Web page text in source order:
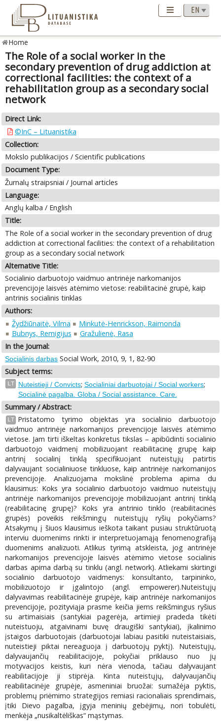
Home
The Role of a social worker in the
secondary prevention of drug addiction at
correctional facilities: the context of a
rehabilitation group as a secondary social
network
Direct Link:
©InC – Lituanistika
Collection:
Mokslo publikacijos / Scientific publications
Document Type:
Žurnalų straipsniai / Journal articles
Language:
Anglų kalba / English
Title:
The Role of a social worker in the secondary prevention of drug
addiction at correctional facilities: the context of a rehabilitation
group as a secondary social network
Alternative Title:
Socialinio darbuotojo vaidmuo antrinėje narkomanijos
prevencijoje laisvės atėmimo vietose: reabilitacinė grupė, kaip
antrinis socialinis tinklas
Authors:
Žydžiūnaitė, Vilma
Minkutė-Henrickson, Raimonda
Bubnys, Remigijus
Gražulienė, Rasa
In the Journal:
Socialinis darbas Social Work, 2010, 9, 1, 82-90
Subject terms:
LT Nuteistieji / Convicts; Socialiniai darbuotojai / Social workers;
Socialinė pagalba. Globa / Social assistance. Care.
Summary / Abstract:
LT
Pristatomo tyrimo objektas yra socialinio darbuotojo
vaidmuo antrinėje narkomanijos prevencijoje laisvės atėmimo
vietose. Jam tirti iškeltas konkretus tikslas – apibūdinti socialinio
darbuotojo vaidmenį mobilizuojant reabilitacinę grupę kaip
antrinį socialinį tinklą specifikuojant nuteistųjų patirtis
dalyvaujant socialiniuose tinkluose, kaip antrinėje narkomanijos
prevencijoje. Analizuojama mokslinė problema apima du
klausimus: Koks yra socialinio darbuotojo vaidmuo nuteistųjų
antrinėje narkomanijos prevencijoje mobilizuojant antrinį tinklą
(reabilitacinę grupę)? Koks yra antrinio tinklo (reabilitacinės
grupės) poveikis reikšmingų nuteistųjų ryšių pokyčiams?
Atsakymų į šiuos klausimus ieškota taikant pusiau struktūruotą
interviu duomenims rinkti ir interpretuojamąją fenomenografiją
duomenims analizuoti. Atlikus tyrimą atskleista, jog antrinėje
narkomanijos prevencijoje laisvės atėmimo vietose socialinis
darbas apima darbą su tinklu (angl. network). Atliekami skirtingi
socialinio darbuotojo vaidmenys: konsultanto, tarpininko,
mobilizuotojo ir įgalintojo (angl. empowerer).Nuteistųjų
dalyvavimas reabilitacinėje grupėje, kaip antrinėje narkomanijos
prevencijoje, pozityviąja prasme keičia jiems reikšmingus ryšius
su artimaisiais (santykiai pagerėja, artimieji pradeda tikėti
nuteistuoju, atgaivinami buvę draugiški santykiai), įkalinimo
įstaigos darbuotojais (darbuotojai labiau pasitiki nuteistaisiais,
nuteistieji piktai nereaguoja į darbuotojų pyktį). Nuteistųjų,
dalyvaujančių reabilitacijoje, pokyčiai priklauso nuo jų
motyvacijos keistis, kuri nėra vienoda, tačiau dalyvaujant
reabilitacijoje ji stiprėja. Kinta nuteistųjų, dalyvaujančių
reabilitacinėje grupėje, asmeniniai bruožai: sumažėja pyktis,
problemų priėmimo strategijos remiasi racionaliais sprendimais,
įtiki Dievo pagalba, įgyja meninių gebėjimų, nori tobulėti,
menkėja „nusikaltėliškas“ mąstymas.